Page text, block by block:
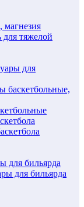
магнезия
для тяжелой
для
баскетбольные,
для бильярда
для бильярда